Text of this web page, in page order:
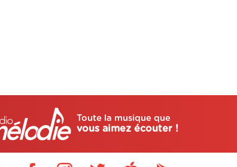
Toute la musique que
vous aimez écouter !